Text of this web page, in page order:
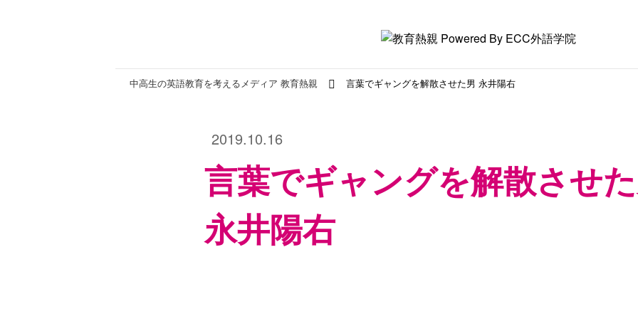
中高生の英語教育を考えるメディア 教育熱親 言葉でギャングを解散させた男 永井陽右
2019.10.16
言葉でギャングを解散させ
永井陽右